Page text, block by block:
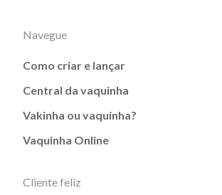
Navegue
Como criar e lançar
Central da vaquinha
Vakinha ou vaquinha?
Vaquinha Online
Cliente feliz